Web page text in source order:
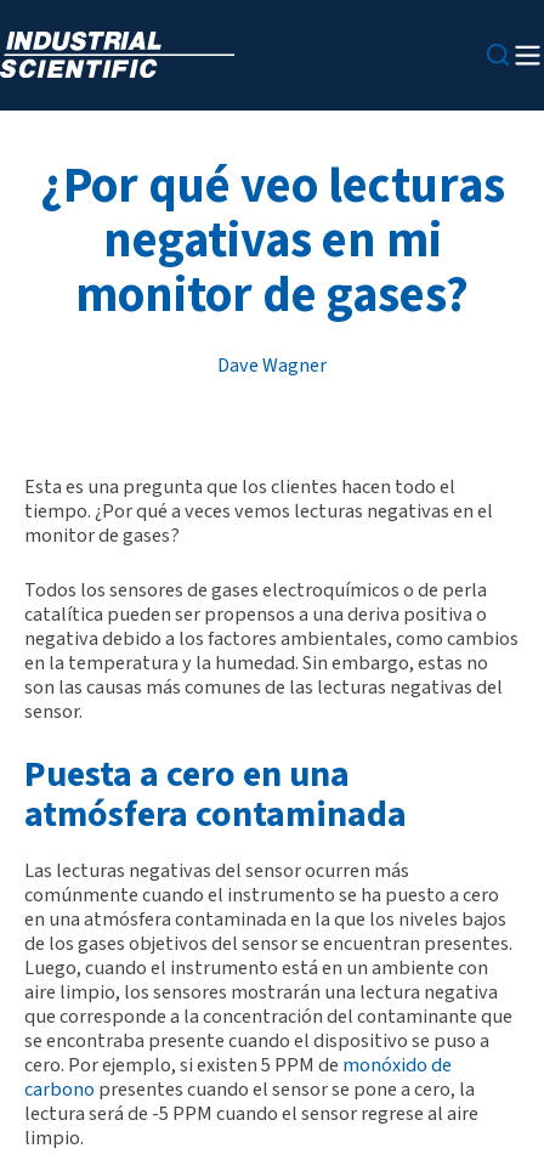
¿Por qué veo lecturas
negativas en mi
monitor de gases?
Dave Wagner
Esta es una pregunta que los clientes hacen todo el
tiempo. ¿Por qué a veces vemos lecturas negativas en el
monitor de gases?
Todos los sensores de gases electroquímicos o de perla
catalítica pueden ser propensos a una deriva positiva o
negativa debido a los factores ambientales, como cambios
en la temperatura y la humedad. Sin embargo, estas no
son las causas más comunes de las lecturas negativas del
sensor.
Puesta a cero en una
atmósfera contaminada
Las lecturas negativas del sensor ocurren más
comúnmente cuando el instrumento se ha puesto a cero
en una atmósfera contaminada en la que los niveles bajos
de los gases objetivos del sensor se encuentran presentes.
Luego, cuando el instrumento está en un ambiente con
aire limpio, los sensores mostrarán una lectura negativa
que corresponde a la concentración del contaminante que
se encontraba presente cuando el dispositivo se puso a
cero. Por ejemplo, si existen 5 PPM de monóxido de
carbono presentes cuando el sensor se pone a cero, la
lectura será de -5 PPM cuando el sensor regrese al aire
limpio.